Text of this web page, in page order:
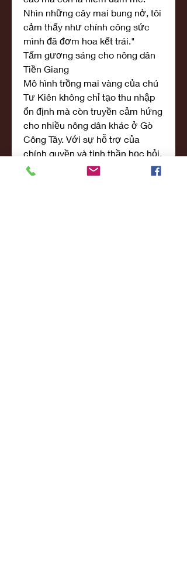
Nhìn những cây mai bung nở, tôi
cảm thấy như chính công sức
mình đã đơm hoa kết trái."
Tấm gương sáng cho nông dân
Tiền Giang
Mô hình trồng mai vàng của chú
Tư Kiên không chỉ tạo thu nhập
ổn định mà còn truyền cảm hứng
cho nhiều nông dân khác ở Gò
Công Tây. Với sự hỗ trợ của
chính quyền và tinh thần học hỏi,
mai vàng đang trở thành hướng